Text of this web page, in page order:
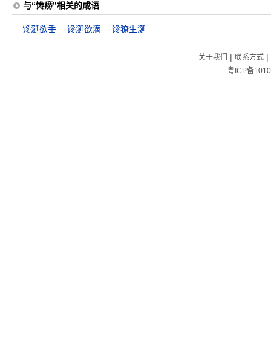
与“馋痨”相关的成语
馋涎欲垂 馋涎欲滴 馋獠生涎
关于我们 | 联系方式|
粤ICP备